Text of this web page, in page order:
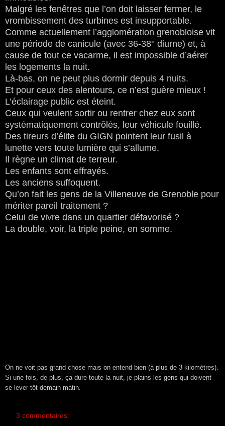
Malgré les fenêtres que l’on doit laisser fermer, le
vrombissement des turbines est insupportable.
Comme actuellement l’agglomération grenobloise vit
une période de canicule (avec 36-38° diurne) et, à
cause de tout ce vacarme, il est impossible d’aérer
les logements la nuit.
Là-bas, on ne peut plus dormir depuis 4 nuits.
Et pour ceux des alentours, ce n’est guère mieux !
L’éclairage public est éteint.
Ceux qui veulent sortir ou rentrer chez eux sont
systématiquement contrôlés, leur véhicule fouillé.
Des tireurs d’élite du GIGN pointent leur fusil à
lunette vers toute lumière qui s’allume.
Il règne un climat de terreur.
Les enfants sont effrayés.
Les anciens suffoquent.
Qu’on fait les gens de la Villeneuve de Grenoble pour
mériter pareil traitement ?
Celui de vivre dans un quartier défavorisé ?
La double, voir, la triple peine, en somme.
On ne voit pas grand chose mais on entend bien (à plus de 3 kilomètres).
Si une fois, de plus, ça dure toute la nuit, je plains les gens qui doivent
se lever tôt demain matin.
3 commentaires: